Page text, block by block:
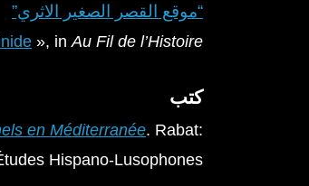
“موقع القصر الصغير الاثري”
», in Au Fil de l’Histoire
كتب
en Méditerranée. Rabat:
Hispano-Lusophones